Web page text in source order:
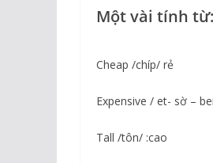
Một vài tính từ:
Cheap /chíp/ rẻ
Expensive / et- sờ –
Tall /tôn/ :cao